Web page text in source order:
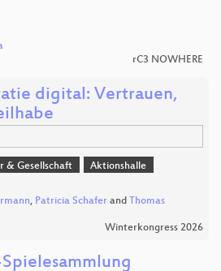
rC3 NOWHERE
digital: Vertrauen,
& Gesellschaft
Aktionshalle
, Patricia Schafer and Thomas
Winterkongress 2026